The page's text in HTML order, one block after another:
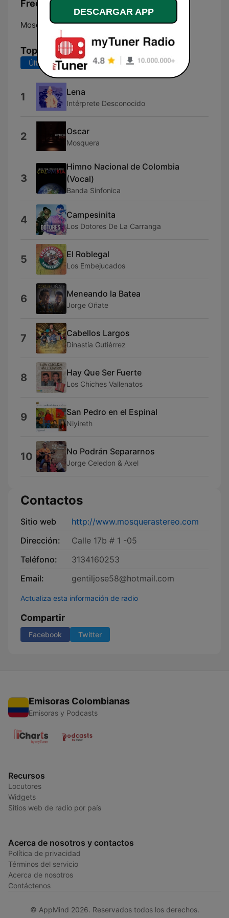
Frecuencias Mosquera Stereo:
Mosquera: Online
Top Canciones
Últimos 7 días Últimos 30 días
1 Lena
Intérprete Desconocido
2 Oscar
Mosquera
3
Himno Nacional de Colombia
(Vocal)
Banda Sinfonica
4 Campesinita
Los Dotores De La Carranga
5 El Roblegal
Los Embejucados
6 Meneando la Batea
Jorge Oñate
7 Cabellos Largos
Dinastía Gutiérrez
8 Hay Que Ser Fuerte
Los Chiches Vallenatos
9 San Pedro en el Espinal
Niyireth
10 No Podrán Separarnos
Jorge Celedon & Axel
Contactos
Sitio web
http://www.mosquerastereo.com
Dirección:
Calle 17b # 1 -05
Teléfono:
3134160253
Email:
gentiljose58@hotmail.com
Actualiza esta información de radio
Compartir
Facebook Twitter
Emisoras Colombianas
Emisoras y Podcasts
Recursos
Locutores
Widgets
Sitios web de radio por país
Acerca de nosotros y contactos
Política de privacidad
Términos del servicio
Acerca de nosotros
Contáctenos
© AppMind 2026. Reservados todos los derechos.
DESCARGAR APP